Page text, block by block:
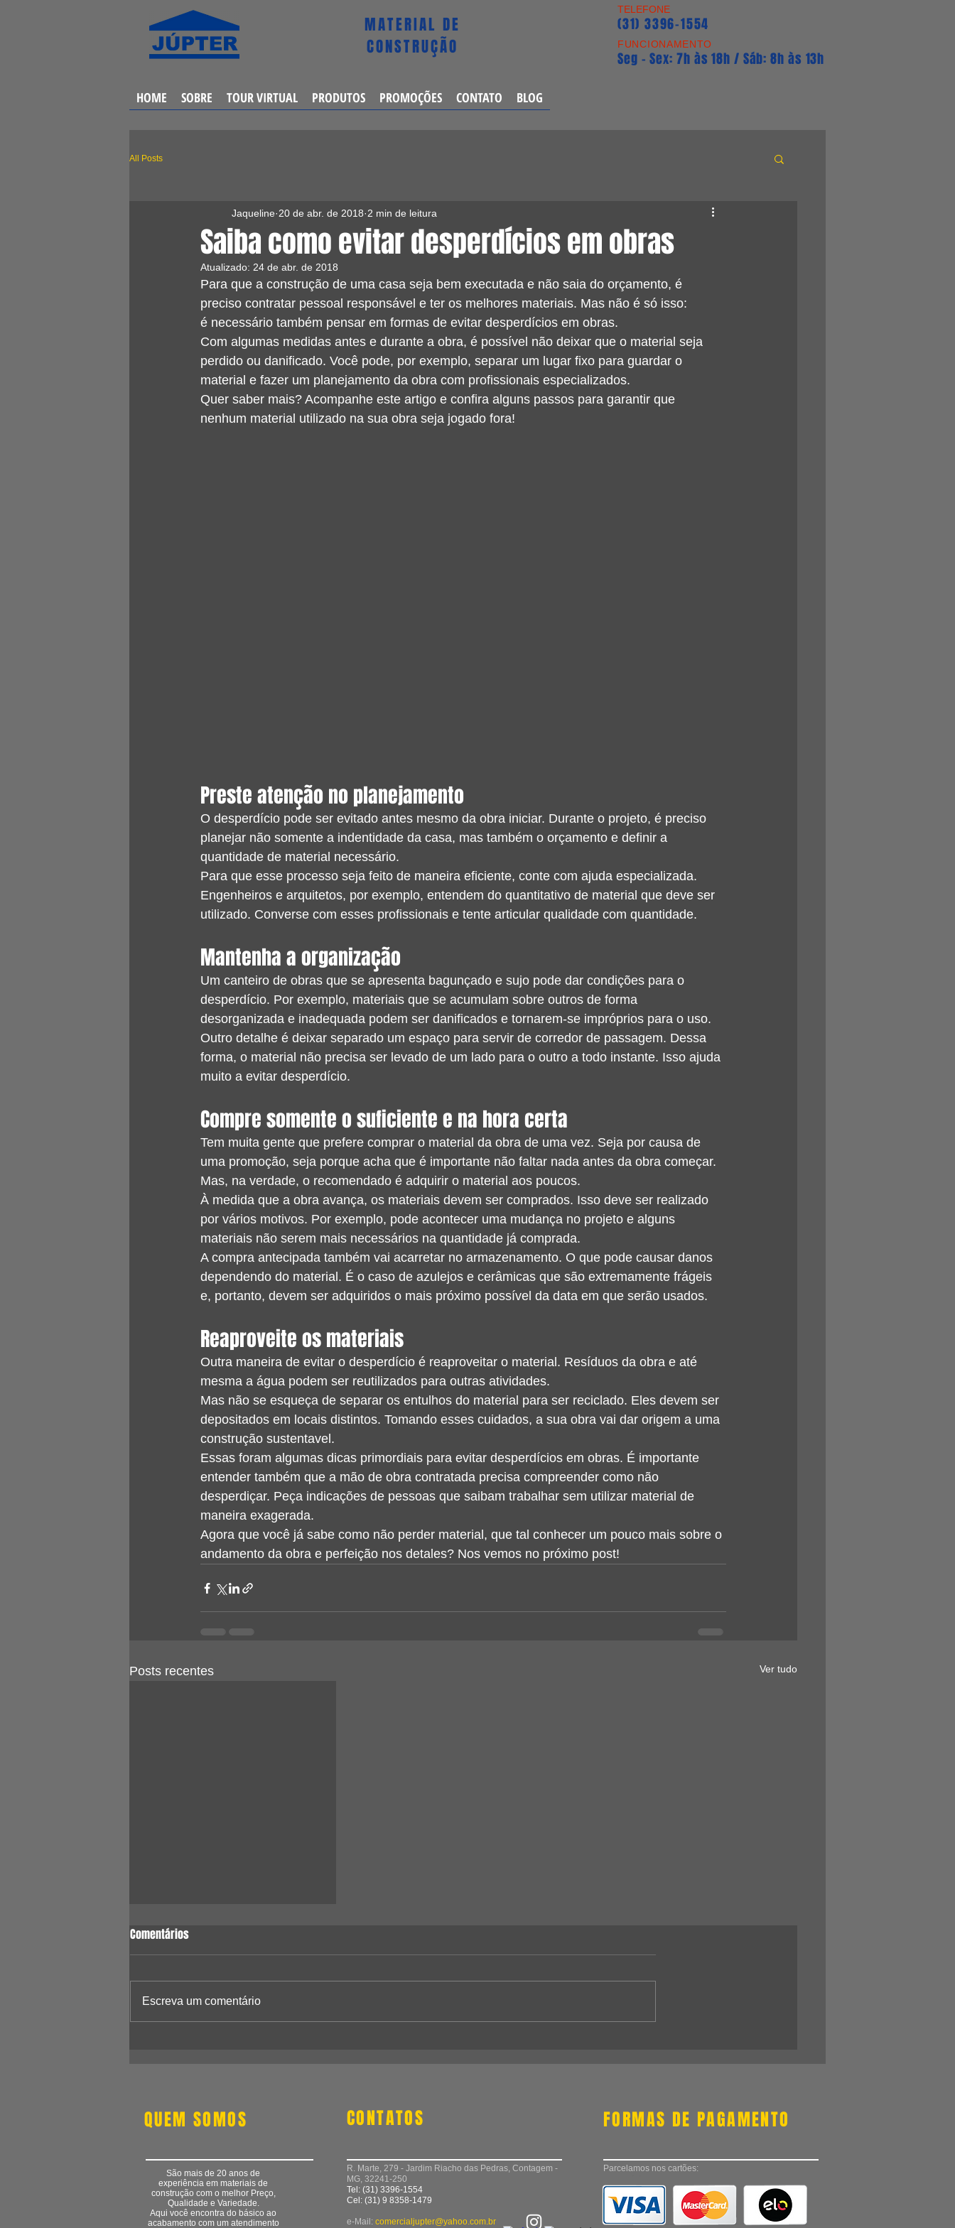
MATERIAL DE
CONSTRUÇÃO
TELEFONE
(31) 3396-1554
FUNCIONAMENTO
Seg - Sex: 7h às 18h / Sáb: 8h às 13h
HOME SOBRE TOUR VIRTUAL PRODUTOS PROMOÇÕES CONTATO BLOG
All Posts
Saiba como evitar desperdícios em obras
Jaqueline 20 de abr. de 2018 2 min de leitura
Atualizado: 24 de abr. de 2018
Para que a construção de uma casa seja bem executada e não saia do orçamento, é
preciso contratar pessoal responsável e ter os melhores materiais. Mas não é só isso:
é necessário também pensar em formas de evitar desperdícios em obras.
Com algumas medidas antes e durante a obra, é possível não deixar que o material seja
perdido ou danificado. Você pode, por exemplo, separar um lugar fixo para guardar o
material e fazer um planejamento da obra com profissionais especializados.
Quer saber mais? Acompanhe este artigo e confira alguns passos para garantir que
nenhum material utilizado na sua obra seja jogado fora!
Preste atenção no planejamento
O desperdício pode ser evitado antes mesmo da obra iniciar. Durante o projeto, é preciso
planejar não somente a indentidade da casa, mas também o orçamento e definir a
quantidade de material necessário.
Para que esse processo seja feito de maneira eficiente, conte com ajuda especializada.
Engenheiros e arquitetos, por exemplo, entendem do quantitativo de material que deve ser
utilizado. Converse com esses profissionais e tente articular qualidade com quantidade.
Mantenha a organização
Um canteiro de obras que se apresenta bagunçado e sujo pode dar condições para o
desperdício. Por exemplo, materiais que se acumulam sobre outros de forma
desorganizada e inadequada podem ser danificados e tornarem-se impróprios para o uso.
Outro detalhe é deixar separado um espaço para servir de corredor de passagem. Dessa
forma, o material não precisa ser levado de um lado para o outro a todo instante. Isso ajuda
muito a evitar desperdício.
Compre somente o suficiente e na hora certa
Tem muita gente que prefere comprar o material da obra de uma vez. Seja por causa de
uma promoção, seja porque acha que é importante não faltar nada antes da obra começar.
Mas, na verdade, o recomendado é adquirir o material aos poucos.
À medida que a obra avança, os materiais devem ser comprados. Isso deve ser realizado
por vários motivos. Por exemplo, pode acontecer uma mudança no projeto e alguns
materiais não serem mais necessários na quantidade já comprada.
A compra antecipada também vai acarretar no armazenamento. O que pode causar danos
dependendo do material. É o caso de azulejos e cerâmicas que são extremamente frágeis
e, portanto, devem ser adquiridos o mais próximo possível da data em que serão usados.
Reaproveite os materiais
Outra maneira de evitar o desperdício é reaproveitar o material. Resíduos da obra e até
mesma a água podem ser reutilizados para outras atividades.
Mas não se esqueça de separar os entulhos do material para ser reciclado. Eles devem ser
depositados em locais distintos. Tomando esses cuidados, a sua obra vai dar origem a uma
construção sustentavel.
Essas foram algumas dicas primordiais para evitar desperdícios em obras. É importante
entender também que a mão de obra contratada precisa compreender como não
desperdiçar. Peça indicações de pessoas que saibam trabalhar sem utilizar material de
maneira exagerada.
Agora que você já sabe como não perder material, que tal conhecer um pouco mais sobre o
andamento da obra e perfeição nos detales? Nos vemos no próximo post!
Posts recentes Ver tudo
Comentários
Escreva um comentário
CONTATOS
São mais de 20 anos de
experiência em materiais de
construção com o melhor Preço,
Qualidade e Variedade.
Aqui você encontra do básico ao
acabamento com um atendimento
e-Mail: comercialjupter@yahoo.com.br
R. Marte, 279 - Jardim Riacho das Pedras, Contagem -
MG, 32241-250
Tel: (31) 3396-1554
Cel: (31) 9 8358-1479
FORMAS DE PAGAMENTO
QUEM SOMOS
Parcelamos nos cartões: